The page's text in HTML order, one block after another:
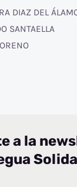
DIAZ DEL
SANTAELLA
a la